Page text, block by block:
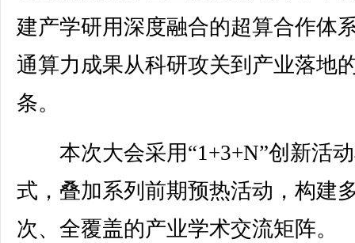
建产学研用深度融合的超算合作体
通算力成果从科研攻关到产业落地
条。
本次大会采用“1+3+N”创新活
式，叠加系列前期预热活动，构建
次、全覆盖的产业学术交流矩阵。